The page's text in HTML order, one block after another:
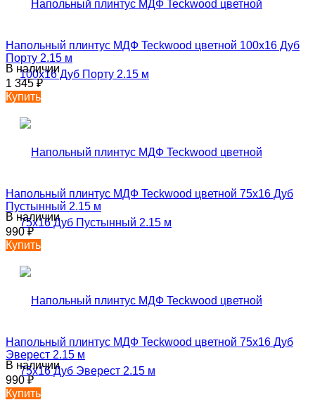
Напольный плинтус МДФ Teckwood цветной 100х16 Дуб
Порту 2.15 м
В наличии
1 345₽
Купить
Напольный плинтус МДФ Teckwood цветной 75х16 Дуб
Пустынный 2.15 м
В наличии
990₽
Купить
Напольный плинтус МДФ Teckwood цветной 75х16 Дуб
Эверест 2.15 м
В наличии
990₽
Купить